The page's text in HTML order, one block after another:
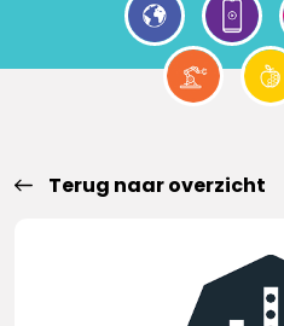
Terug naar overzicht